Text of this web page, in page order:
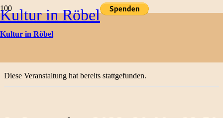
Kultur in Röbel
Kultur in Röbel
Kulturtermine
Diese Veranstaltung hat bereits stattgefunden.